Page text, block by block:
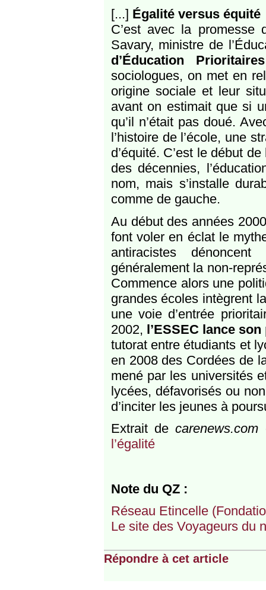
[...] Égalité versus équité
C’est avec la promesse
Savary, ministre de
d’Éducation
sociologues, on met en
origine sociale et leur
avant on estimait que si
qu’il n’était pas doué.
l’histoire de l’école, une
d’équité. C’est le début
des décennies,
nom, mais s’installe
comme de gauche.
Au début des années
font voler en éclat le
antiracistes
généralement la non-
Commence alors une
grandes écoles intègrent
une voie d’entrée
2002, l’ESSEC lance
tutorat entre étudiants et
en 2008 des Cordées de
mené par les universités
lycées, défavorisés ou
d’inciter les jeunes à
Extrait decarenews.com
l’égalité
Note du QZ :
Réseau Etincelle
Le site des Voyageurs du
Répondre à cet article